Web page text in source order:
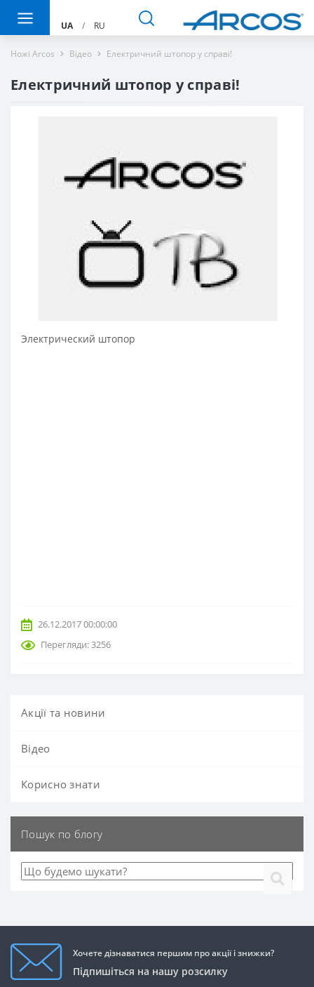
UA / RU
Ножі Arcos Вiдео Електричний штопор у справі!
Електричний штопор у справі!
Электрический штопор
26.12.2017 00:00:00
Перегляди: 3256
Акції та новини
Вiдео
Корисно знати
Пошук по блогу
Хочете дізнаватися першим про акції і знижки?
Підпишіться на нашу розсилку